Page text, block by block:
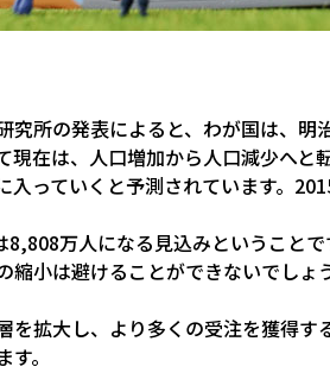
究所の発表によると、わが国は、
現在は、人口増加から人口減少へと
入っていくと予測されています。
8,808万人になる見込みということ
小は避けることができないでしょう
を拡大し、より多くの受注を獲得す
。